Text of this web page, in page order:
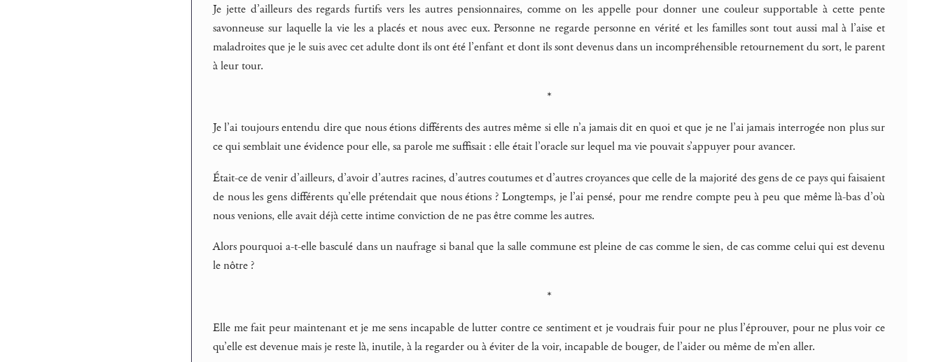
Je jette d’ailleurs des regards furtifs vers les autres pensionnaires, comme on les appelle pour donner une couleur supportable à cette pente
savonneuse sur laquelle la vie les a placés et nous avec eux. Personne ne regarde personne en vérité et les familles sont tout aussi mal à l’aise et
maladroites que je le suis avec cet adulte dont ils ont été l’enfant et dont ils sont devenus dans un incompréhensible retournement du sort, le parent
à leur tour.
*
Je l’ai toujours entendu dire que nous étions différents des autres même si elle n’a jamais dit en quoi et que je ne l’ai jamais interrogée non plus sur
ce qui semblait une évidence pour elle, sa parole me suffisait : elle était l’oracle sur lequel ma vie pouvait s’appuyer pour avancer.
Était-ce de venir d’ailleurs, d’avoir d’autres racines, d’autres coutumes et d’autres croyances que celle de la majorité des gens de ce pays qui faisaient
de nous les gens différents qu’elle prétendait que nous étions ? Longtemps, je l’ai pensé, pour me rendre compte peu à peu que même là-bas d’où
nous venions, elle avait déjà cette intime conviction de ne pas être comme les autres.
Alors pourquoi a-t-elle basculé dans un naufrage si banal que la salle commune est pleine de cas comme le sien, de cas comme celui qui est devenu
le nôtre ?
*
Elle me fait peur maintenant et je me sens incapable de lutter contre ce sentiment et je voudrais fuir pour ne plus l’éprouver, pour ne plus voir ce
qu’elle est devenue mais je reste là, inutile, à la regarder ou à éviter de la voir, incapable de bouger, de l’aider ou même de m’en aller.